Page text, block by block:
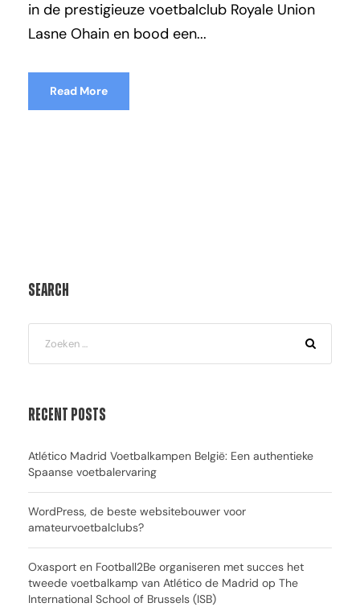
in de prestigieuze voetbalclub Royale Union
Lasne Ohain en bood een...
Read More
Search
Recent Posts
Atlético Madrid Voetbalkampen België: Een authentieke
Spaanse voetbalervaring
WordPress, de beste websitebouwer voor
amateurvoetbalclubs?
Oxasport en Football2Be organiseren met succes het
tweede voetbalkamp van Atlético de Madrid op The
International School of Brussels (ISB)